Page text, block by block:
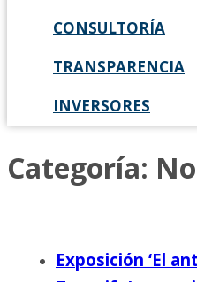
CONSULTORÍA
TRANSPARENCIA
INVERSORES
Categoría:
Exposición ‘El